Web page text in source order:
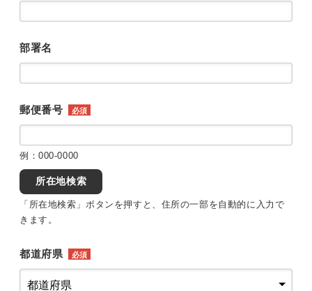
部署名
郵便番号 必須
例：000-0000
所在地検索
「所在地検索」ボタンを押すと、住所の一部を自動的に入力で
きます。
都道府県 必須